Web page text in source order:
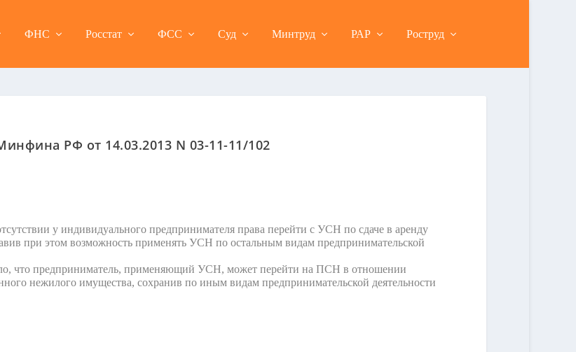
ФНС Росстат ФСС Суд Минтруд РАР Роструд
РФ от 14.03.2013 N 03-11-11/102
у индивидуального предпринимателя права перейти с УСН по сдаче в аренду
при этом возможность применять УСН по остальным видам предпринимательской
что предприниматель, применяющий УСН, может перейти на ПСН в отношении
нежилого имущества, сохранив по иным видам предпринимательской деятельности